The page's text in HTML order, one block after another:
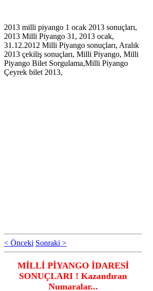
2013 milli piyango 1 ocak 2013 sonuçları,
2013 Milli Piyango 31, 2013 ocak,
31.12.2012 Milli Piyango sonuçları, Aralık
2013 çekiliş sonuçları, Milli Piyango, Milli
Piyango Bilet Sorgulama,Milli Piyango
Çeyrek bilet 2013,
< Önceki Sonraki >
MİLLİ PİYANGO İDARESİ
SONUÇLARI ! Kazandıran
Numaralar...